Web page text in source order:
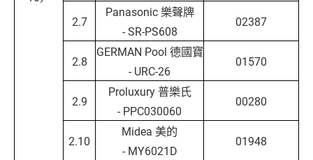
2.7
Panasonic 樂聲牌
- SR-PS608
02387
2.8
GERMAN Pool 德國寶
- URC-26
01570
2.9
Proluxury 普樂氏
- PPC030060
00280
2.10
Midea 美的
- MY6021D
01948